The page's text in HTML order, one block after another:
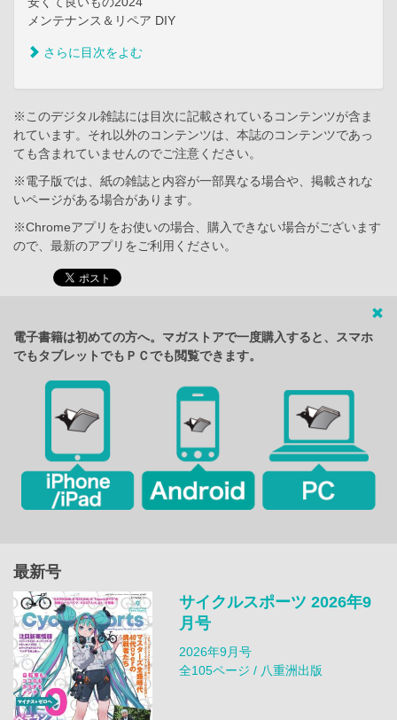
メンテナンス＆リペア DIY
さらに目次をよむ
※このデジタル雑誌には目次に記載されているコンテンツが含ま
れています。それ以外のコンテンツは、本誌のコンテンツであっ
ても含まれていませんのでご注意ください。
※電子版では、紙の雑誌と内容が一部異なる場合や、掲載されな
いページがある場合があります。
※Chromeアプリをお使いの場合、購入できない場合がございます
ので、最新のアプリをご利用ください。
電子書籍は初めての方へ。マガストアで一度購入すると、スマホ
でもタブレットでもＰＣでも閲覧できます。
最新号
サイクルスポーツ 2026年9
月号
2026年9月号
全105ページ / 八重洲出版